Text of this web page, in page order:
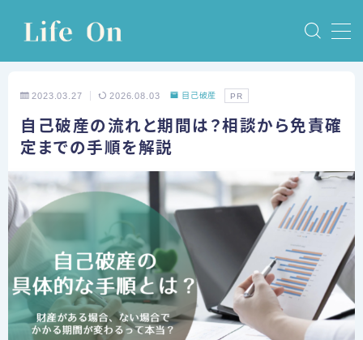
MENU
債務整理
任意整理
個人再生
自己破産
特定調停
体験談
2023.03.27 2026.08.03 自己破産 PR
自己破産の流れと期間は？相談から免責確
定までの手順を解説